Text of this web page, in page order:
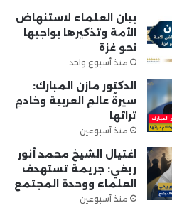
بيان العلماء لاستنهاض
الأمة وتذكيرها بواجبها
نحو غزة
منذ أسبوع واحد
الدكتور مازن المبارك:
سيرةُ عالمِ العربية وخادمِ
تراثها
منذ أسبوعين
اغتيال الشيخ محمد أنور
ريغي: جريمة تستهدف
العلماء ووحدة المجتمع
منذ أسبوعين